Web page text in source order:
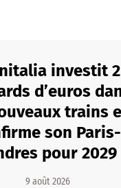
investit 2
d’euros
trains
son Paris-
pour 2029
9 août 2026